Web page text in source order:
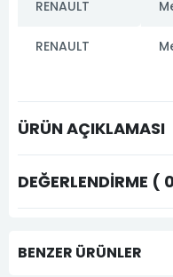
RENAULT
RENAULT
ÜRÜN AÇIKLAMASI
DEĞERLENDIRME (
BENZER ÜRÜNLER